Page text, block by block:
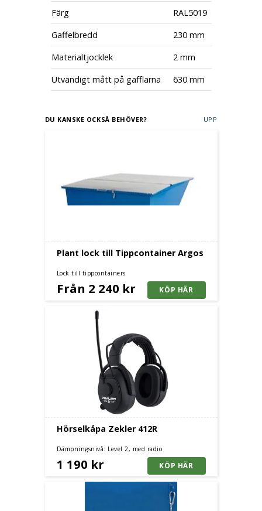
Färg
RAL5019
Gaffelbredd
230 mm
Materialtjocklek
2 mm
Utvändigt mått på gafflarna
630 mm
DU KANSKE OCKSÅ BEHÖVER? UPP
Plant lock till Tippcontainer Argos
Lock till tippcontainers
Från 2 240 kr
Hörselkåpa Zekler 412R
Dämpningsnivå: Level 2, med radio
1 190 kr